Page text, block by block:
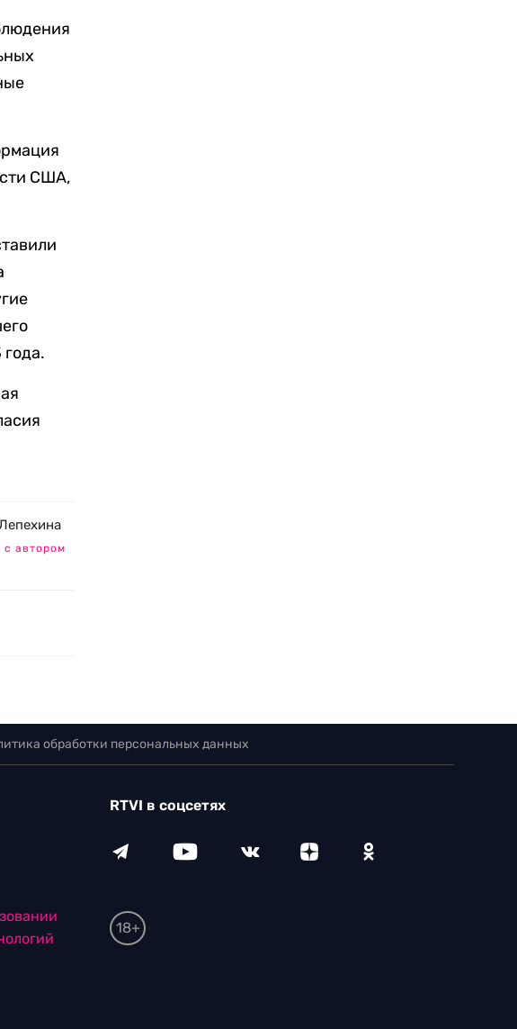
США,
с автором
обработки персональных данных
RTVI в соцсетях
18+